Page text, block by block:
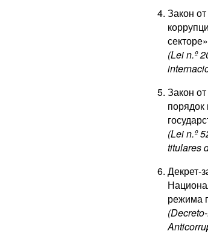
Закон
секторе»
(Lei n.º
Закон
(Lei n.º
titulares
Декрет-
режима